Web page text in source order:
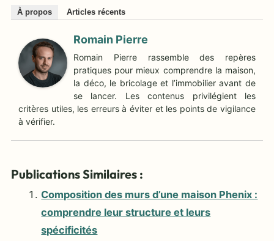
À propos Articles récents
Romain Pierre
Romain Pierre rassemble des repères
pratiques pour mieux comprendre la maison,
la déco, le bricolage et l’immobilier avant de
se lancer. Les contenus privilégient les
critères utiles, les erreurs à éviter et les points de vigilance
à vérifier.
Publications Similaires :
Composition des murs d’une maison Phenix :
comprendre leur structure et leurs
spécificités